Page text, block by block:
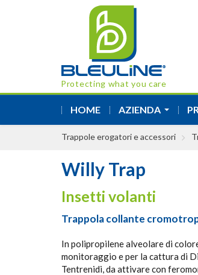
Protecting what you care
HOME AZIENDA
Trappole erogatori e accessori
Willy Trap
Insetti volanti
Trappola collante
In polipropilene alveolare di
monitoraggio e per la cattura di
Tentrenidi, da attivare con